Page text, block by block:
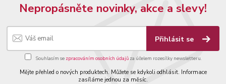
Nepropásněte novinky, akce a slevy!
Přihlásit se
Souhlasím se zpracováním osobních údajůza účelem rozesílky newsletteru.
Mějte přehled o nových produktech. Můžete se kdykoli odhlásit. Informace
zasíláme jednou za měsíc.